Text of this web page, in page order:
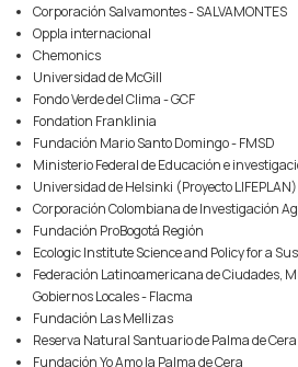
Corporación Salvamontes - SALVAMONTES
Oppla internacional
Chemonics
Universidad de McGill
Fondo Verde del Clima - GCF
Fondation Franklinia
Fundación Mario Santo Domingo - FMSD
Ministerio Federal de Educación e
Universidad de Helsinki (Proyecto LIFEPLAN)
Corporación Colombiana de Investigación
Fundación ProBogotá Región
Ecologic Institute Science and Policy for a
Federación Latinoamericana de Ciudades,
Gobiernos Locales - Flacma
Fundación Las Mellizas
Reserva Natural Santuario de Palma de Cera
Fundación Yo Amo la Palma de Cera